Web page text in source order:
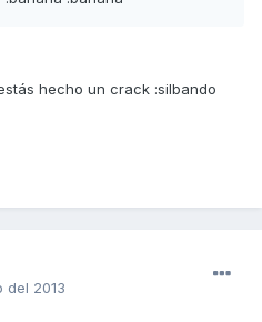
hecho un crack :silbando
del 2013